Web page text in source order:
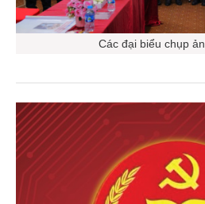
Các đại biểu chụp